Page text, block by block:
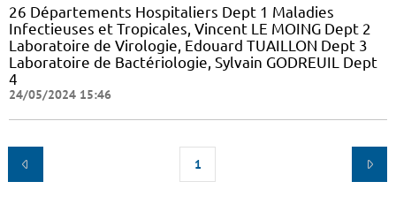
26 Départements Hospitaliers Dept 1 Maladies
Infectieuses et Tropicales, Vincent LE MOING Dept 2
Laboratoire de Virologie, Edouard TUAILLON Dept 3
Laboratoire de Bactériologie, Sylvain GODREUIL Dept
4
24/05/2024 15:46
1